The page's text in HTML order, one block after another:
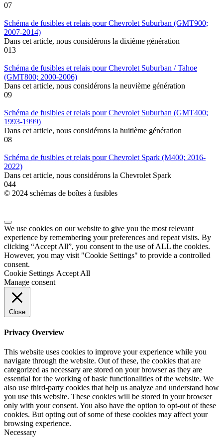
07
Schéma de fusibles et relais pour Chevrolet Suburban (GMT900;
2007-2014)
Dans cet article, nous considérons la dixième génération
013
Schéma de fusibles et relais pour Chevrolet Suburban / Tahoe
(GMT800; 2000-2006)
Dans cet article, nous considérons la neuvième génération
09
Schéma de fusibles et relais pour Chevrolet Suburban (GMT400;
1993-1999)
Dans cet article, nous considérons la huitième génération
08
Schéma de fusibles et relais pour Chevrolet Spark (M400; 2016-
2022)
Dans cet article, nous considérons la Chevrolet Spark
044
© 2024 schémas de boîtes à fusibles
We use cookies on our website to give you the most relevant
experience by remembering your preferences and repeat visits. By
clicking “Accept All”, you consent to the use of ALL the cookies.
However, you may visit "Cookie Settings" to provide a controlled
consent.
Cookie Settings Accept All
Manage consent
Close
Privacy Overview
This website uses cookies to improve your experience while you
navigate through the website. Out of these, the cookies that are
categorized as necessary are stored on your browser as they are
essential for the working of basic functionalities of the website. We
also use third-party cookies that help us analyze and understand how
you use this website. These cookies will be stored in your browser
only with your consent. You also have the option to opt-out of these
cookies. But opting out of some of these cookies may affect your
browsing experience.
Necessary